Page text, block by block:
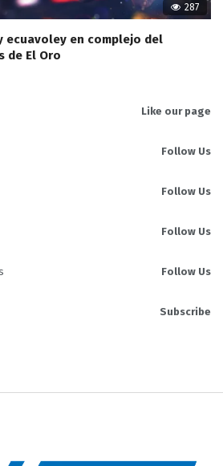
287
ecuavoley en complejo del
de El Oro
Like our page
Follow Us
Follow Us
Follow Us
Follow Us
Subscribe